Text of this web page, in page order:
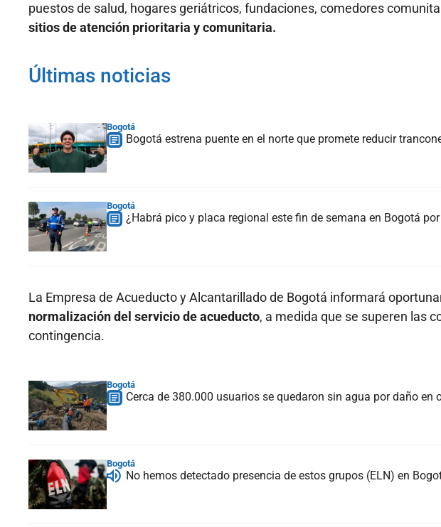
puestos de salud, hogares geriátricos, fundaciones, comedores
sitios de atención prioritaria y comunitaria.
Últimas noticias
Bogotá
Bogotá estrena puente en el norte que promete reducir
Bogotá
¿Habrá pico y placa regional este fin de semana en Bogotá
La Empresa de Acueducto y Alcantarillado de Bogotá informará
normalización del servicio de acueducto, a medida que se superen las
contingencia.
Bogotá
Cerca de 380.000 usuarios se quedaron sin agua por daño en
Bogotá
No hemos detectado presencia de estos grupos (ELN) en